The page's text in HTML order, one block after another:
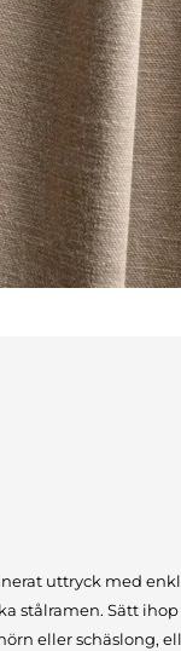
uttryck med
stålramen. Sätt
eller schäslong,